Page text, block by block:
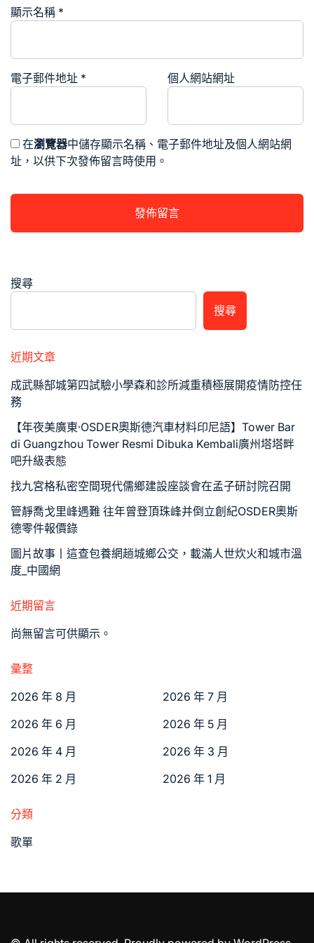
顯示名稱 *
電子郵件地址 * 個人網站網址
在瀏覽器中儲存顯示名稱、電子郵件地址及個人網站網
址，以供下次發佈留言時使用。
搜尋
搜尋
近期文章
成武縣郜城第四試驗小學森和診所減重積極展開疫情防控任
務
【年夜美廣東·OSDER奧斯德汽車材料印尼語】Tower Bar
di Guangzhou Tower Resmi Dibuka Kembali廣州塔塔畔
吧升級表態
找九宮格私密空間現代儒鄉建設座談會在孟子研討院召開
管靜喬戈里峰遇難 往年曾登頂珠峰并倒立創紀OSDER奧斯
德零件報價錄
圖片故事丨這查包養網趟城鄉公交，載滿人世炊火和城市溫
度_中國網
近期留言
尚無留言可供顯示。
彙整
2026 年 8 月
2026 年 7 月
2026 年 6 月
2026 年 5 月
2026 年 4 月
2026 年 3 月
2026 年 2 月
2026 年 1 月
分類
歌單